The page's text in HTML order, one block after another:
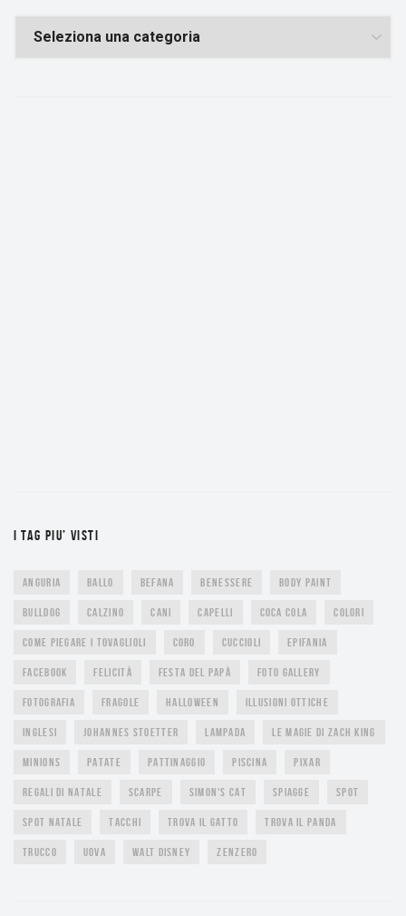
I TAG PIU’ VISTI
ANGURIA BALLO BEFANA BENESSERE BODY PAINT
BULLDOG CALZINO CANI CAPELLI COCA COLA COLORI
COME PIEGARE I TOVAGLIOLI CORO CUCCIOLI EPIFANIA
FACEBOOK FELICITÀ FESTA DEL PAPÀ FOTO GALLERY
FOTOGRAFIA FRAGOLE HALLOWEEN ILLUSIONI OTTICHE
INGLESI JOHANNES STOETTER LAMPADA LE MAGIE DI ZACH KING
MINIONS PATATE PATTINAGGIO PISCINA PIXAR
REGALI DI NATALE SCARPE SIMON'S CAT SPIAGGE SPOT
SPOT NATALE TACCHI TROVA IL GATTO TROVA IL PANDA
TRUCCO UOVA WALT DISNEY ZENZERO